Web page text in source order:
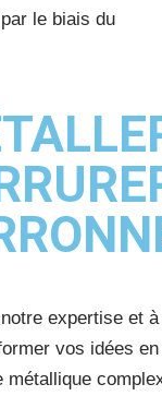
le biais du
expertise et
vos idées
métallique